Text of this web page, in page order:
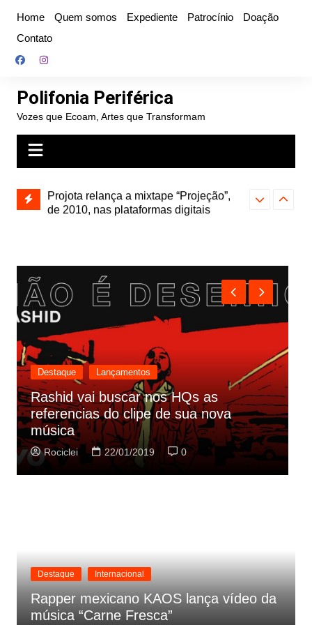
conteúdo
Home Quem somos Expediente Patrocínio
Doação
Contato
Polifonia Periférica
Vozes que Ecoam, Artes que Transformam
e abre
autoral,
Projota relança a mixtape “Projeção”,
de 2010, nas plataformas digitais
Farofa
Destaque Lançamentos
Rashid vai buscar nos HQs as
referencias do clipe de sua nova
música
Rociclei 22/01/2019 0
Destaque Internacional
Rapper mexicano KAOS lança vídeo da
música “Carne Fresca”